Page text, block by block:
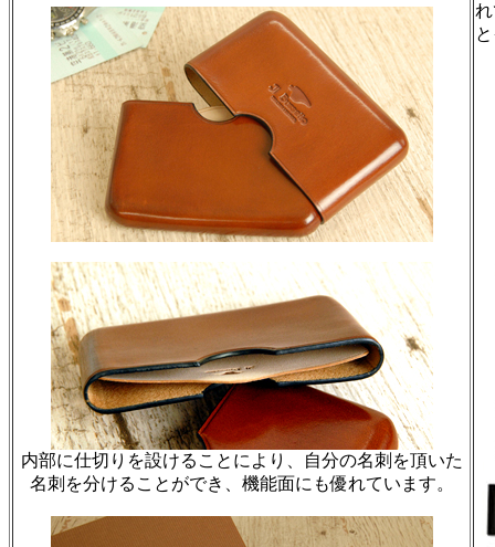
内部に仕切りを設けることにより、自分の名刺を頂いた
名刺を分けることができ、機能面にも優れています。